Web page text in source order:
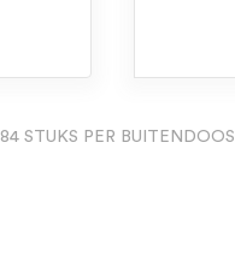
84 STUKS PER BUITENDOOS